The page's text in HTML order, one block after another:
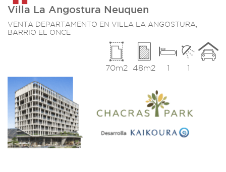
Villa La Angostura Neuquen
VENTA DEPARTAMENTO EN VILLA LA ANGOSTURA,
BARRIO EL ONCE
1
1
48m2
70m2